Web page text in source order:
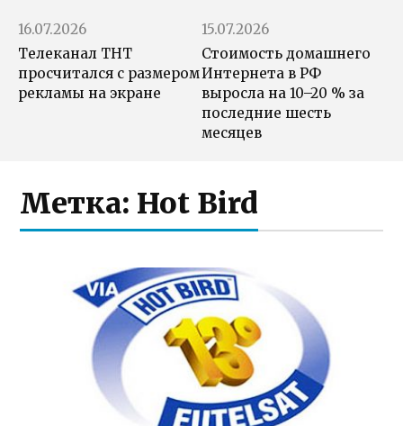
16.07.2026
Телеканал ТНТ
просчитался с размером
рекламы на экране
15.07.2026
Стоимость домашнего
Интернета в РФ
выросла на 10–20 % за
последние шесть
месяцев
Метка: Hot Bird